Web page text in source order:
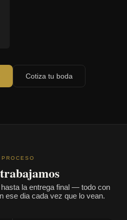
Cotiza tu boda
la entrega final — todo con
ese dia cada vez que lo vean.